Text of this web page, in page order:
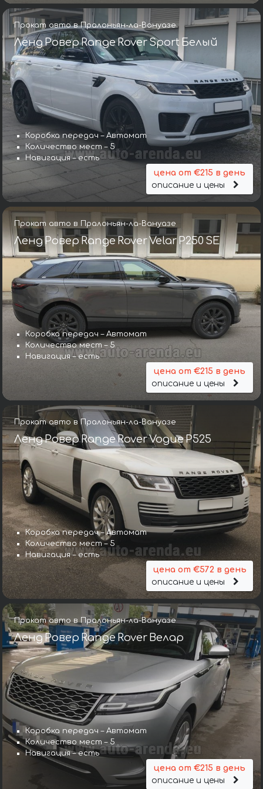
Прокат авто в Пралоньян-ла-Вануазе
Ленд Ровер Range Rover Sport Белый
Коробка передач – Автомат
Количество мест – 5
Навигация – есть
цена от €215 в день
описание и цены
Прокат авто в Пралоньян-ла-Вануазе
Ленд Ровер Range Rover Velar P250 SE
Коробка передач – Автомат
Количество мест – 5
Навигация – есть
цена от €215 в день
описание и цены
Прокат авто в Пралоньян-ла-Вануазе
Ленд Ровер Range Rover Vogue P525
Коробка передач – Автомат
Количество мест – 5
Навигация – есть
цена от €572 в день
описание и цены
Прокат авто в Пралоньян-ла-Вануазе
Ленд Ровер Range Rover Велар
Коробка передач – Автомат
Количество мест – 5
Навигация – есть
цена от €215 в день
описание и цены